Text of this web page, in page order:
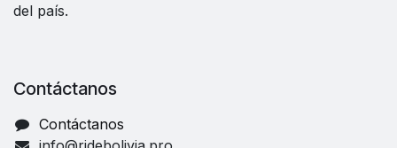
del país.
Contáctanos
Contáctanos